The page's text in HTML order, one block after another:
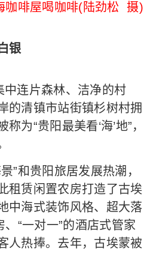
咖啡屋喝咖啡(陆劲松 摄)
银
连片森林、洁净的村
清镇市站街镇杉树村拥
为“贵阳最美看‘海’地”，
和贵阳旅居发展热潮，
租赁闲置农房打造了古埃
中海式装饰风格、超大落
、“一对一”的酒店式管家
人热捧。去年，古埃蒙被